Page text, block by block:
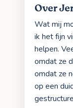
Over
Wat mij
ik het fijn
helpen.
omdat ze
omdat ze
op een